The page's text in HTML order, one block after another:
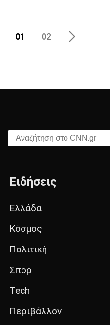
01 02
Αναζήτηση στο CNN.gr
Ειδήσεις
Ελλάδα
Κόσμος
Πολιτική
Σπορ
Tech
Περιβάλλον